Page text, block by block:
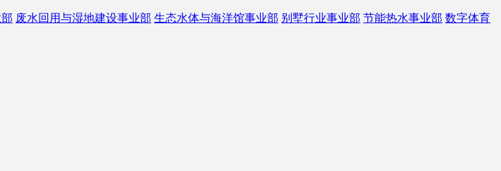
废水回用与湿地建设事业部 生态水体与海洋馆事业部 别墅行业事业部 节能热水事业部 数字体育